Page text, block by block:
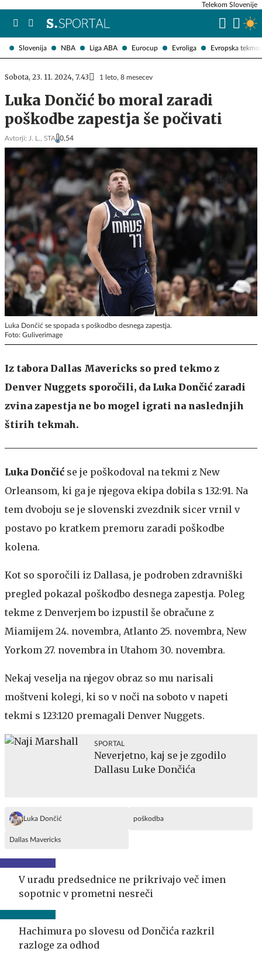
Slovenija NBA Liga ABA Eurocup Evroliga Evropska
Telekom Slovenije
Sobota, 23. 11. 2024, 7.43 1 leto, 8 mesecev
Luka Dončić bo moral zaradi
poškodbe zapestja še počivati
Avtorji: J. L., STA 0,54
Luka Dončić se spopada s poškodbo desnega zapestja.
Foto: Guliverimage
Iz tabora Dallas Mavericks so pred tekmo z
Denver Nuggets sporočili, da Luka Dončić zaradi
zvina zapestja ne bo mogel igrati na naslednjih
štirih tekmah.
Luka Dončić se je poškodoval na tekmi z New
Orleansom, ki ga je njegova ekipa dobila s 132:91. Na
tem dvoboju se je slovenski zvezdnik sicer vrnil v
postavo po kratkem premoru zaradi poškodbe
kolena.
Kot so sporočili iz Dallasa, je podroben zdravniški
pregled pokazal poškodbo desnega zapestja. Poleg
tekme z Denverjem bo izpustil še obračune z
Miamijem 24. novembra, Atlanto 25. novembra, New
Yorkom 27. novembra in Utahom 30. novembra.
Nekaj veselja na njegov obraz so mu narisali
moštveni kolegi, ki so v noči na soboto v napeti
tekmi s 123:120 premagali Denver Nuggets.
SPORTAL
Neverjetno, kaj se je zgodilo
Dallasu Luke Dončića
Luka Dončić poškodba
Dallas Mavericks
V uradu predsednice ne prikrivajo več imen
sopotnic v prometni nesreči
Hachimura po slovesu od Dončića razkril
razloge za odhod